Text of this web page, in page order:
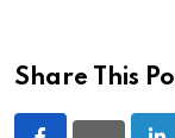
Share This